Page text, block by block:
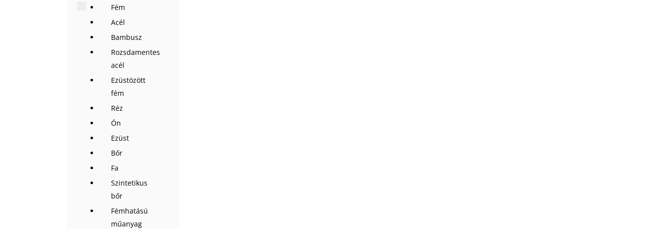
Fém
Acél
Bambusz
Rozsdamentes
acél
Ezüstözött
fém
Réz
Ón
Ezüst
Bőr
Fa
Szintetikus
bőr
Fémhatású
műanyag